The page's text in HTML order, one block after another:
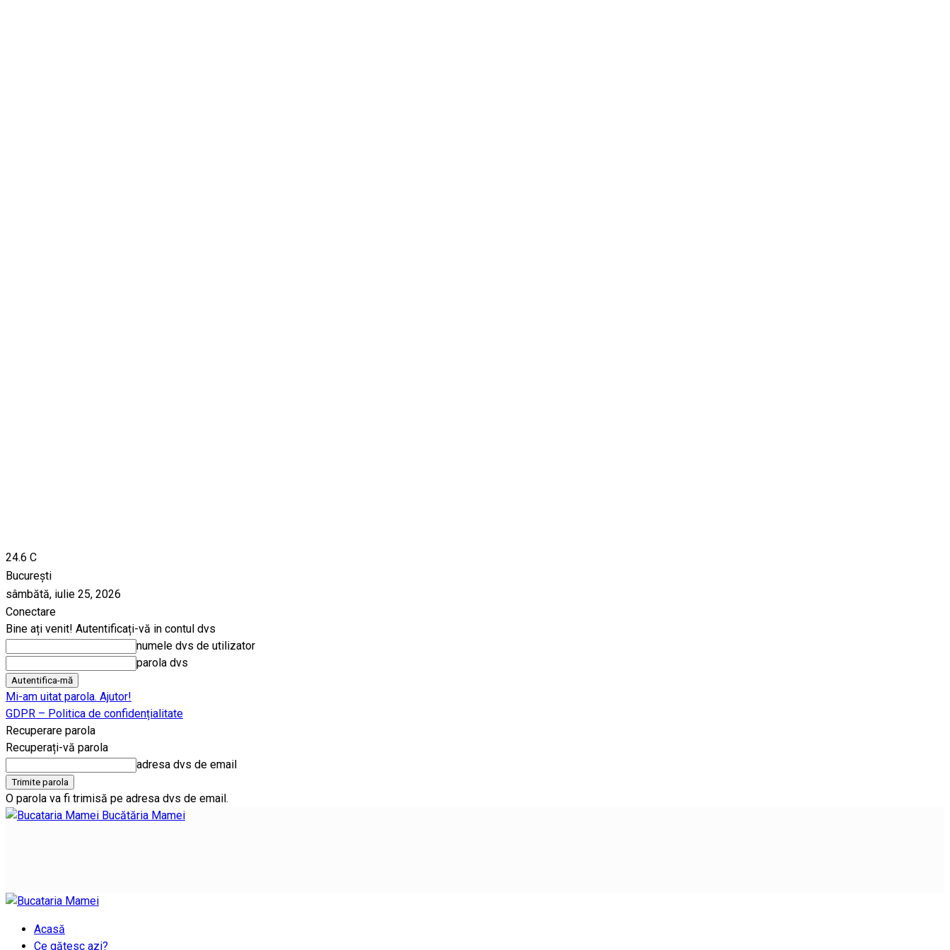
24.6 C
București
sâmbătă, iulie 25, 2026
Conectare
Bine ați venit! Autentificați-vă in contul dvs
numele dvs de utilizator
parola dvs
Mi-am uitat parola. Ajutor!
GDPR – Politica de confidențialitate
Recuperare parola
Recuperați-vă parola
adresa dvs de email
O parola va fi trimisă pe adresa dvs de email.
Bucătăria Mamei
Acasă
Ce gătesc azi?